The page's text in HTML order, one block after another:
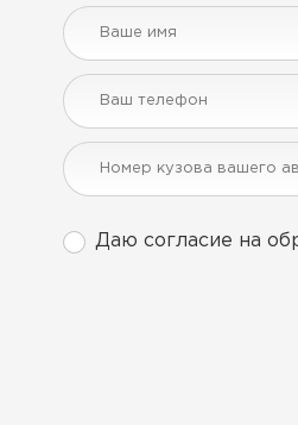
Даю согласие на